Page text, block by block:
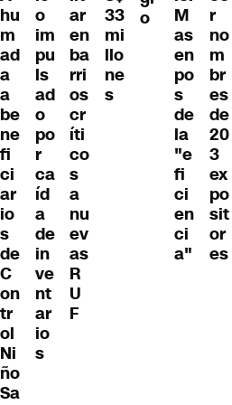
hu
m
ad
a
a
be
ne
fi
ci
ar
io
s
de
C
on
tr
ol
Ni
ño
Sa
o
im
pu
ls
ad
o
po
r
ca
íd
a
de
in
ve
nt
ar
io
s
ar
en
ba
rri
os
cr
íti
co
s
a
nu
ev
as
R
U
F
33
mi
llo
ne
s
o
M
as
en
po
s
de
la
"e
fi
ci
en
ci
a"
r
no
m
br
es
de
20
3
ex
po
sit
or
es